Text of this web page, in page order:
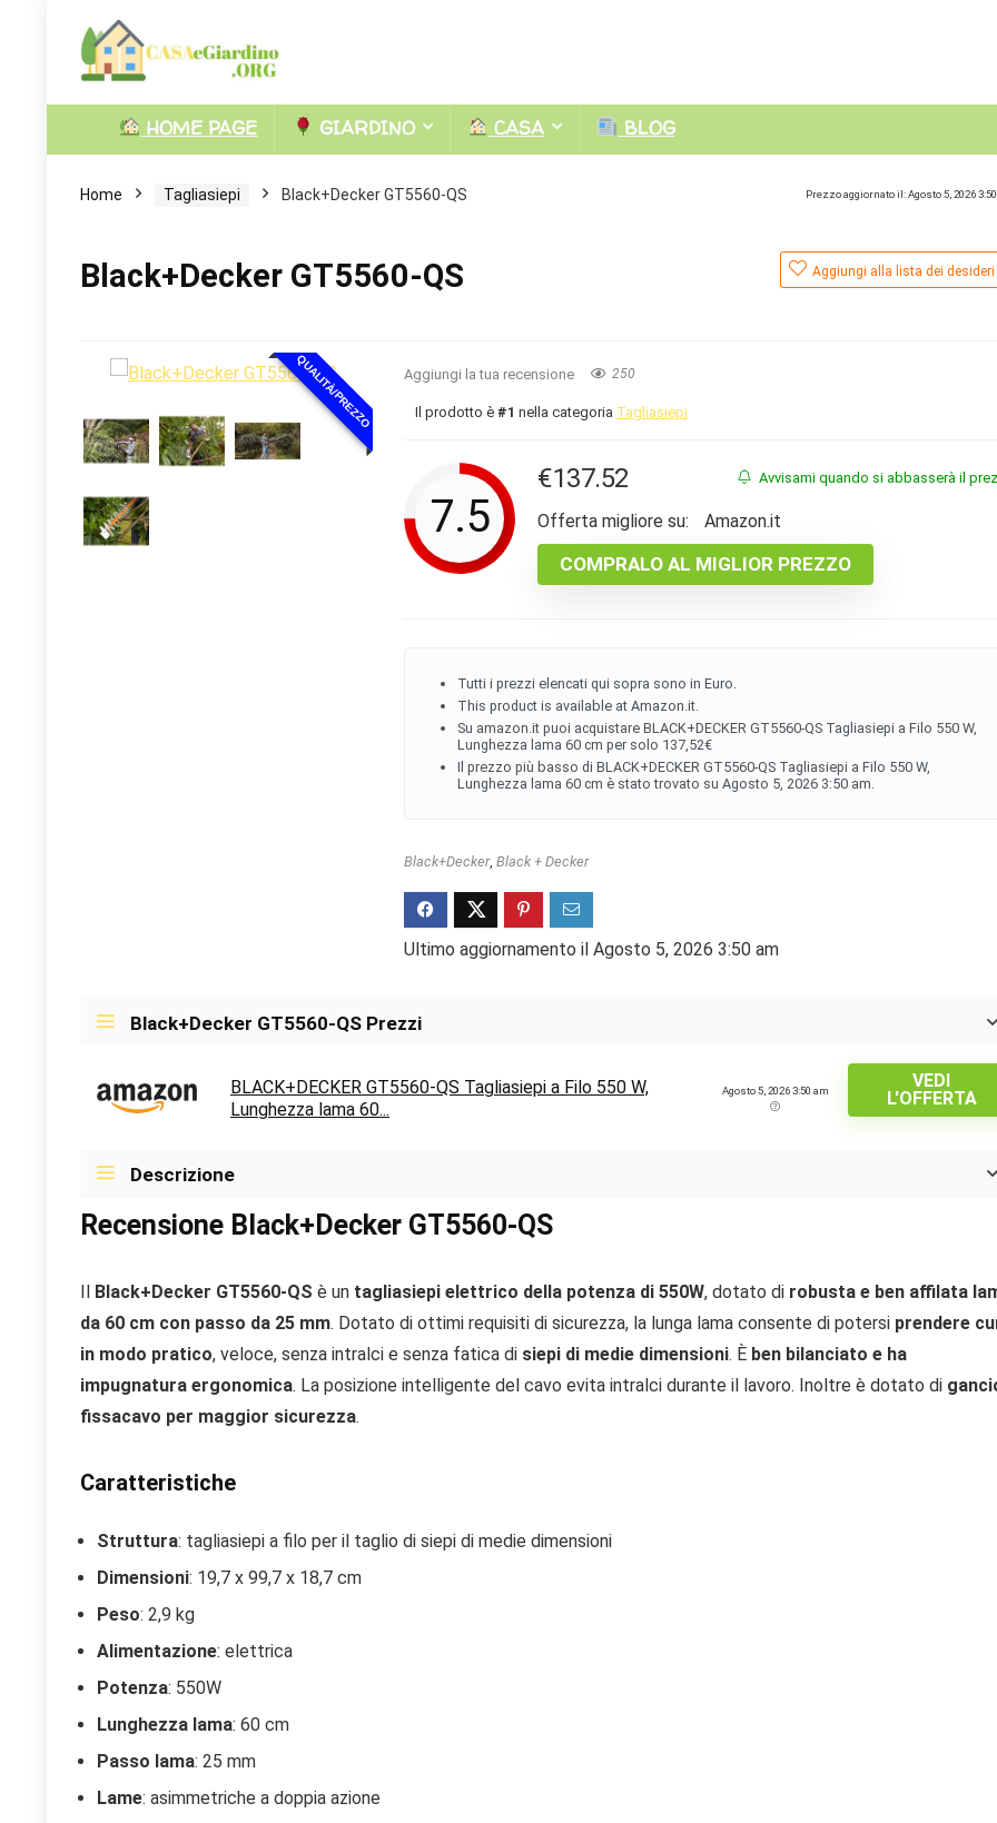
HOME PAGE GIARDINO CASA BLOG
Prezzo aggiornato il: Agosto 5, 2026
Home Tagliasiepi Black+Decker GT5560-QS
Black+Decker GT5560-QS Aggiungi alla lista dei desideri
QUALITÀ/PREZZO Aggiungi la tua recensione 250
Il prodotto è #1 nella categoria Tagliasiepi
Avvisami quando si abbasserà il
7.5
€137.52
Offerta migliore su: Amazon.it
COMPRALO AL MIGLIOR PREZZO
Tutti i prezzi elencati qui sopra sono in Euro.
This product is available at Amazon.it.
Su amazon.it puoi acquistare BLACK+DECKER GT5560-QS Tagliasiepi a Filo 550 W,
Lunghezza lama 60 cm per solo 137,52€
Il prezzo più basso di BLACK+DECKER GT5560-QS Tagliasiepi a Filo 550 W,
Lunghezza lama 60 cm è stato trovato su Agosto 5, 2026 3:50 am.
Black+Decker,Black + Decker
Ultimo aggiornamento il Agosto 5, 2026 3:50 am
Black+Decker GT5560-QS Prezzi
BLACK+DECKER GT5560-QS Tagliasiepi a Filo 550 W,
Lunghezza lama 60...
Agosto 5, 2026 3:50 am
VEDI
L'OFFERTA
Descrizione
Recensione Black+Decker GT5560-QS
Black+Decker GT5560-QS è un tagliasiepi elettrico della potenza di 550W, dotato di robusta e ben affilata
da 60 cm con passo da 25 mm. Dotato di ottimi requisiti di sicurezza, la lunga lama consente di potersi prendere
in modo pratico, veloce, senza intralci e senza fatica di siepi di medie dimensioni. È ben bilanciato e ha
impugnatura ergonomica. La posizione intelligente del cavo evita intralci durante il lavoro. Inoltre è dotato di
fissacavo per maggior sicurezza.
Caratteristiche
Struttura: tagliasiepi a filo per il taglio di siepi di medie dimensioni
Dimensioni: 19,7 x 99,7 x 18,7 cm
Peso: 2,9 kg
Alimentazione: elettrica
Potenza: 550W
Lunghezza lama: 60 cm
Passo lama: 25 mm
Lame: asimmetriche a doppia azione